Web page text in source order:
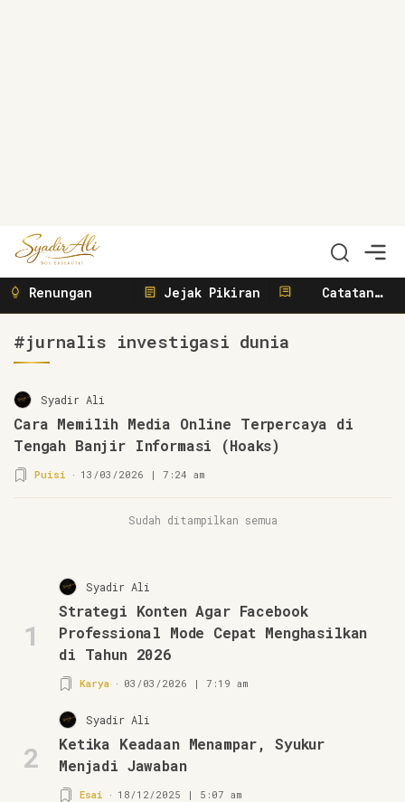
Syadir Ali
Menulis, Berbisnis, Meliput, Menggerakkan
Renungan Jejak Pikiran
Catatan
#jurnalis investigasi dunia
Syadir Ali
Cara Memilih Media Online Terpercaya di
Tengah Banjir Informasi (Hoaks)
Puisi 13/03/2026 | 7:24 am
Sudah ditampilkan semua
1
Syadir Ali
Strategi Konten Agar Facebook
Professional Mode Cepat Menghasilkan
di Tahun 2026
Karya 03/03/2026 | 7:19 am
2
Syadir Ali
Ketika Keadaan Menampar, Syukur
Menjadi Jawaban
Esai 18/12/2025 | 5:07 am